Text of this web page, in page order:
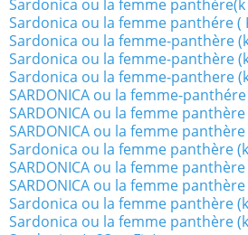
Sardonica ou la femme panthère(k
Sardonica ou la femme panthére (
Sardonica ou la femme-panthère
Sardonica ou la femme-panthère
Sardonica ou la femme-panthere
SARDONICA ou la femme-panthére
SARDONICA ou la femme panthère
SARDONICA ou la femme panthère
Sardonica ou la femme panthère
SARDONICA ou la femme panthère
SARDONICA ou la femme panthère
Sardonica ou la femme panthère
Sardonica ou la femme panthère